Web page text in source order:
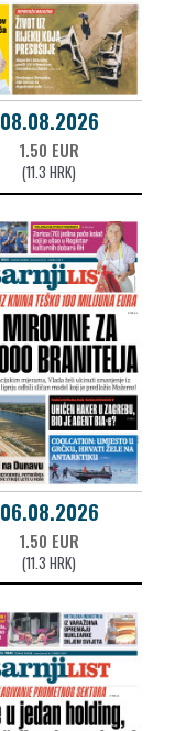
08.08.2026
1.50 EUR
(11.3 HRK)
06.08.2026
1.50 EUR
(11.3 HRK)